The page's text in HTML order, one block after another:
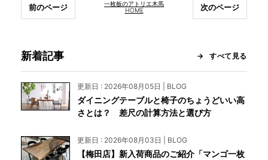
一枚板のアトリエ木馬
HOME
前のページ 次のページ
新着記事 すべて見る
更新日 : 2026年08月05日 | BLOG
ダイニングテーブルと椅子のちょうどいい高
さとは？ 差尺の計算方法と選び方
更新日 : 2026年08月03日 | BLOG
【梅田店】新入荷商品のご紹介「マンゴ一枚